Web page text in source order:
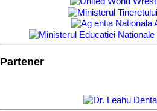
Partener